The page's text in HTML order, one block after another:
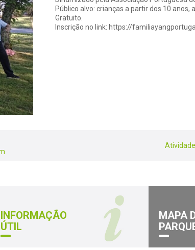
Público alvo: crianças a partir dos 10 anos,
Gratuito.
Inscrição no link: https://
INFORMAÇÃO
ÚTIL
MAPA